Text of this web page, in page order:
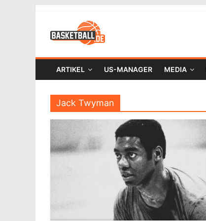
ARTIKEL US-MANAGER MEDIA
Jack Twyman